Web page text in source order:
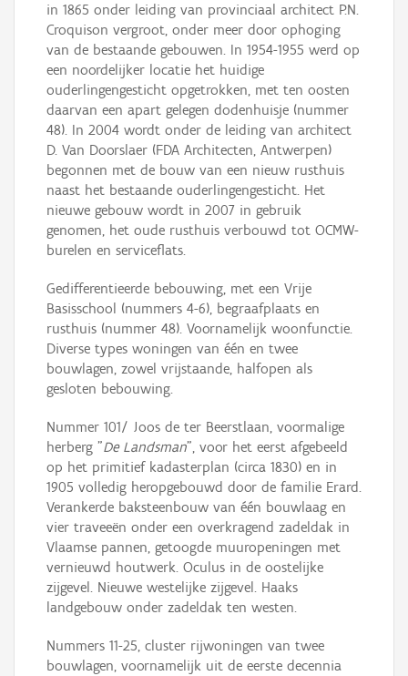
in 1865 onder leiding van provinciaal architect P.N.
Croquison vergroot, onder meer door ophoging
van de bestaande gebouwen. In 1954-1955 werd op
een noordelijker locatie het huidige
ouderlingengesticht opgetrokken, met ten oosten
daarvan een apart gelegen dodenhuisje (nummer
48). In 2004 wordt onder de leiding van architect
D. Van Doorslaer (FDA Architecten, Antwerpen)
begonnen met de bouw van een nieuw rusthuis
naast het bestaande ouderlingengesticht. Het
nieuwe gebouw wordt in 2007 in gebruik
genomen, het oude rusthuis verbouwd tot OCMW-
burelen en serviceflats.
Gedifferentieerde bebouwing, met een Vrije
Basisschool (nummers 4-6), begraafplaats en
rusthuis (nummer 48). Voornamelijk woonfunctie.
Diverse types woningen van één en twee
bouwlagen, zowel vrijstaande, halfopen als
gesloten bebouwing.
Nummer 101/ Joos de ter Beerstlaan, voormalige
herberg "De Landsman", voor het eerst afgebeeld
op het primitief kadasterplan (circa 1830) en in
1905 volledig heropgebouwd door de familie Erard.
Verankerde baksteenbouw van één bouwlaag en
vier traveeën onder een overkragend zadeldak in
Vlaamse pannen, getoogde muuropeningen met
vernieuwd houtwerk. Oculus in de oostelijke
zijgevel. Nieuwe westelijke zijgevel. Haaks
landgebouw onder zadeldak ten westen.
Nummers 11-25, cluster rijwoningen van twee
bouwlagen, voornamelijk uit de eerste decennia